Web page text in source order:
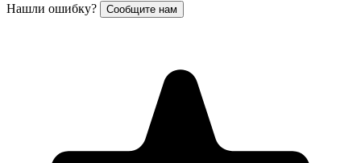
Нашли ошибку? Сообщите нам